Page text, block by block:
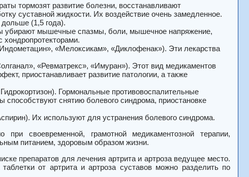
тормозят развитие болезни, восстанавливают
суставной жидкости. Их воздействие очень замедленное.
(1,5 года).
убирают мышечные спазмы, боли, мышечное напряжение,
«Мелоксикам», «Диклофенак»). Эти лекарства
«Ревматрекс», «Имуран»). Этот вид медикаментов
приостанавливает развитие патологии, а также
Гормональные противовоспалительные
снятию болевого синдрома, приостановке
Их используют для устранения болевого синдрома.
своевременной, грамотной медикаментозной терапии,
питанием, здоровым образом жизни.
препаратов для лечения артрита и артроза ведущее место.
от артрита и артроза суставов можно разделить по